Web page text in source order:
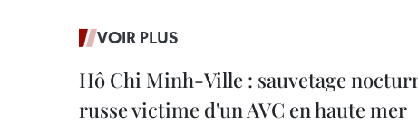
VOIR PLUS
Hô Chi Minh-Ville : sauvetage
russe victime d'un AVC en haute mer